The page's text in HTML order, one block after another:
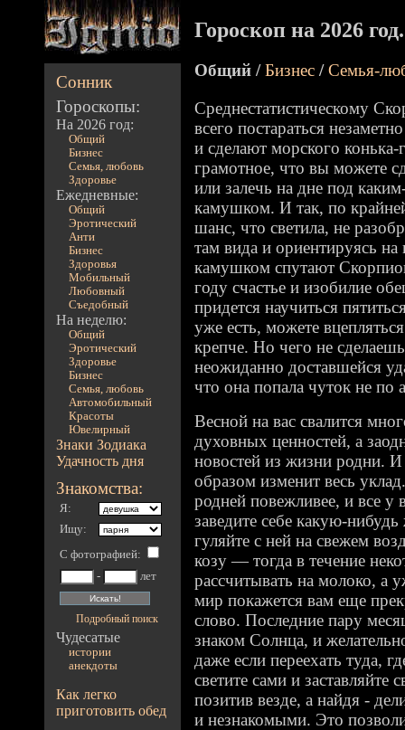
Сонник
Гороскопы:
На 2026 год:
Общий
Бизнес
Семья, любовь
Здоровье
Ежедневные:
Общий
Эротический
Анти
Бизнес
Здоровья
Мобильный
Любовный
Съедобный
На неделю:
Общий
Эротический
Здоровье
Бизнес
Семья, любовь
Автомобильный
Красоты
Ювелирный
Знаки Зодиака
Удачность дня
Знакомства:
Я:
Ищу:
С фотографией:
-
лет
Подробный поиск
Чудесатые
истории
анекдоты
Как легко
приготовить обед
Гороскоп на 2026
Общий /Бизнес /Семья-
Среднестатистическому
всего постараться
и сделают морского
грамотное, что вы можете
или залечь на дне под
камушком. И так, по
шанс, что светила, не
там вида и ориентируясь
камушком спутают
году счастье и изобилие
придется научиться
уже есть, можете
крепче. Но чего не
неожиданно доставшейся
что она попала чуток не по
Весной на вас свалится
духовных ценностей, а
новостей из жизни родни.
образом изменит весь
родней повежливее, и все у
заведите себе какую-
гуляйте с ней на свежем
козу — тогда в течение
рассчитывать на молоко, а
мир покажется вам еще
слово. Последние пару
знаком Солнца, и
даже если переехать туда,
светите сами и заставляйте
позитив везде, а найдя -
и незнакомыми. Это